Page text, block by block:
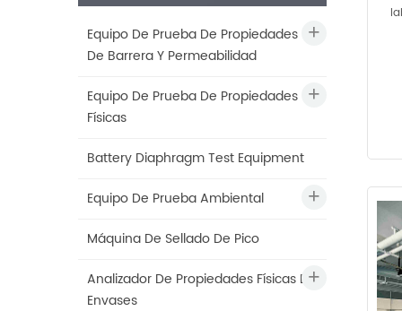
Equipo De Prueba De Propiedades
De Barrera Y Permeabilidad
Equipo De Prueba De Propiedades
Físicas
Battery Diaphragm Test Equipment
Equipo De Prueba Ambiental
Máquina De Sellado De Pico
Analizador De Propiedades Físicas De
Envases